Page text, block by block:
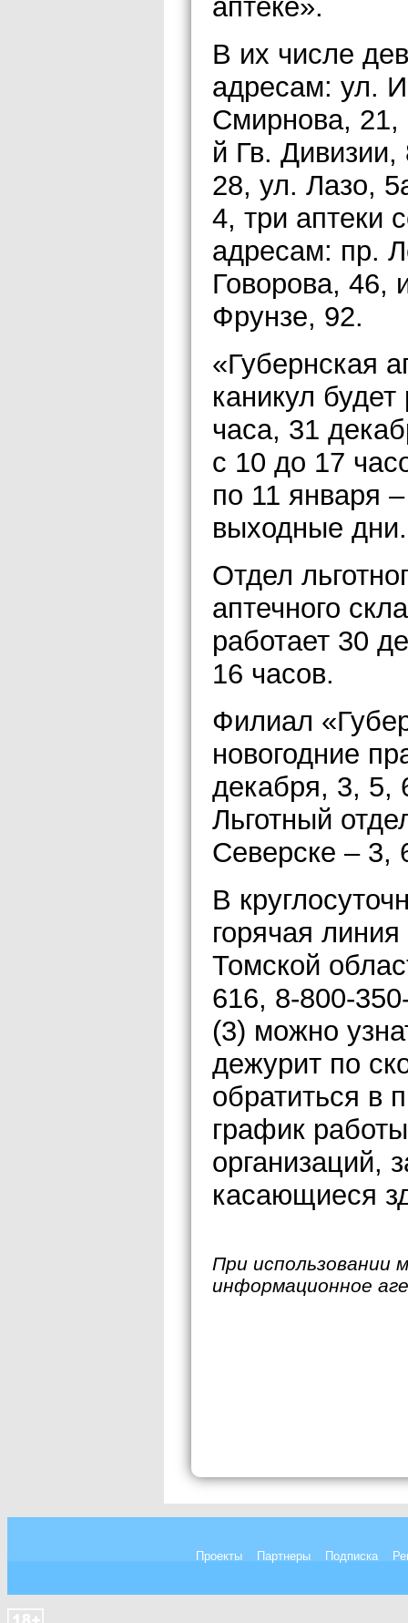
аптеке».
В их числе
адресам: ул.
Смирнова, 21,
й Гв. Дивизии,
28, ул. Лазо,
4, три аптеки
адресам: пр.
Говорова, 46,
Фрунзе, 92.
«Губернская
каникул
часа, 31
с 10 до 17
по 11 января
выходные дни.
Отдел
аптечного
работает 30
16 часов.
Филиал
новогодние
декабря, 3, 5,
Льготный
Северске – 3,
В
горячая
Томской
616, 8-800-
(3) можно
дежурит по
обратиться в
график
организаций,
касающиеся
При использовании
информационное
Проекты Партнеры Подписка